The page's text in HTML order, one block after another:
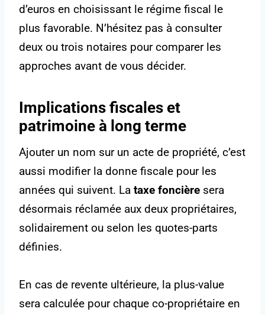
d’euros en choisissant le régime fiscal le
plus favorable. N’hésitez pas à consulter
deux ou trois notaires pour comparer les
approches avant de vous décider.
Implications fiscales et
patrimoine à long terme
Ajouter un nom sur un acte de propriété, c’est
aussi modifier la donne fiscale pour les
années qui suivent. La taxe foncière sera
désormais réclamée aux deux propriétaires,
solidairement ou selon les quotes-parts
définies.
En cas de revente ultérieure, la plus-value
sera calculée pour chaque co-propriétaire en